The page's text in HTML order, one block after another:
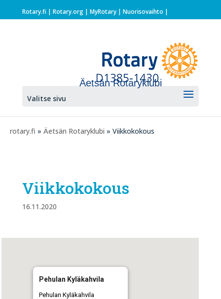
Rotary.fi | Rotary.org| MyRotary | Nuorisovaihto |
Äetsän Rotaryklubi
Valitse sivu
rotary.fi » Äetsän Rotaryklubi » Viikkokokous
Viikkokokous
16.11.2020
Pehulan Kyläkahvila
Pehulan Kyläkahvila